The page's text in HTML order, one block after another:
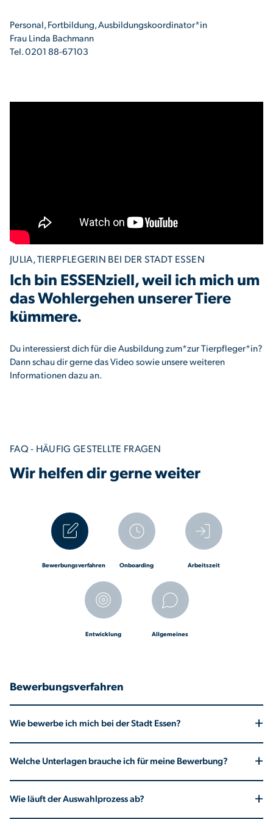
Personal, Fortbildung, Ausbildungskoordinator*in
Frau Linda Bachmann
Tel. 0201 88-67103
JULIA, TIERPFLEGERIN BEI DER STADT ESSEN
Ich bin ESSENziell, weil ich mich um
das Wohlergehen unserer Tiere
kümmere.
Du interessierst dich für die Ausbildung zum*zur Tierpfleger*in?
Dann schau dir gerne das Video sowie unsere weiteren
Informationen dazu an.
FAQ - HÄUFIG GESTELLTE FRAGEN
Wir helfen dir gerne weiter
Bewerbungsverfahren Onboarding Arbeitszeit
Entwicklung Allgemeines
Bewerbungsverfahren
Wie bewerbe ich mich bei der Stadt Essen? +
über Whatsapp bewerben. Einfach die entsprechende
Welche Unterlagen brauche ich für meine Bewerbung? +
- ein Anschreiben
Wie läuft der Auswahlprozess ab? +